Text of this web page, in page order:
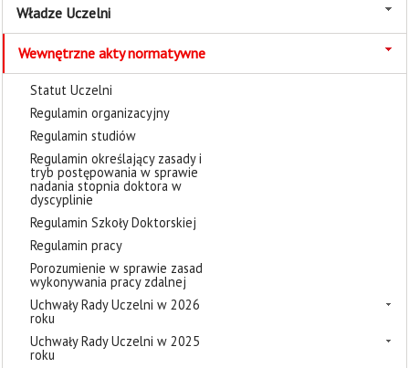
Władze Uczelni
Wewnętrzne akty normatywne
Statut Uczelni
Regulamin organizacyjny
Regulamin studiów
Regulamin określający zasady i
tryb postępowania w sprawie
nadania stopnia doktora w
dyscyplinie
Regulamin Szkoły Doktorskiej
Regulamin pracy
Porozumienie w sprawie zasad
wykonywania pracy zdalnej
Uchwały Rady Uczelni w 2026
roku
Uchwały Rady Uczelni w 2025
roku